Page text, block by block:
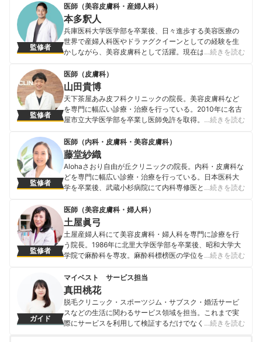
会員、日本医師会認定産業医として活動中。 <メディア
実績> 【テレビ】 ・TBS「直撃!コロシアム!!ズバッ
と!TV」「名医の太鼓判」 ・フジテレビ「キスマイ超
BUSAIKU!?」「直撃 LIVE グッディ!」 ・関西テレビ
「NMB とまなぶくん」 ・テレビ東京「業界調査バラエテ
ィー!こんな事でモメてます」 ・日本テレビ「ナカイの
窓」「恋のから騒ぎ」16 期生(2009 年医学部生時代)
【監修】宝島社つるつる肌 BOOK 【WEB】・「オトナン
サー」・グノシー「トレンド超予測」
髙田女里のプロフィール
監修者
医師（美容皮膚科・産婦人科）
本多釈人
兵庫医科大学医学部を卒業後、日々進歩する美容医療の
世界で産婦人科医やドラァグクイーンとしての経験を生
かしながら、美容皮膚科として活躍。現在は、表参道ス
の悩みを解決するお手伝いを行っている。また、肌や美
容の話をメンズの立場から面白く楽しく発信するために
YouTubeも配信中。
本多釈人のプロフィール
…続きを読む
監修者
医師（皮膚科）
山田貴博
天下茶屋あみ皮フ科クリニックの院長。美容皮膚科など
を専門に幅広い診療・治療を行っている。2010年に名古
屋市立大学医学部を卒業し医師免許を取得。NTT西日本
行った後、大阪大学大学院医学系研究科にて神経細胞生
物学の助教として基礎医学研究に従事。その後、阪南中
央病院皮膚科に勤務し、2017年に天下茶屋あみ皮フ科ク
リニックを開院。 ＜メディア監修・取材実績＞ ・2020
年3月 関西テレビ『報道ランナー』 ・2020年7月 『医療
人百科』 ・2020年9月 『MINE』化粧水（敏感肌、乾燥
肌、混合肌、脂性肌）に関する記事 ・2020年11月
『MINE』洗顔料、ボディーソープ、乳液、美白美容液に
関する記事 ・2020年11月 『OZmall』
山田貴博のプロフィール
…続きを読む
監修者
医師（内科・皮膚科・美容皮膚科）
藤堂紗織
Alohaさおり自由が丘クリニックの院長。内科・皮膚科な
どを専門に幅広い診療・治療を行っている。日本医科大
学を卒業後、武蔵小杉病院にて内科専修医として研修を
務。現在は、Alohaさおり自由が丘クリニックの院長とし
て勤務しながら、日本内科学会認定内科医・日本透析医
学会・日本腎臓学会・日本美容皮膚科学会・点滴療法研
究会に所属し、幅広い医療の分野で活躍中。
藤堂紗織のプロフィール
…続きを読む
監修者
医師（美容皮膚科・婦人科）
土屋眞弓
土屋産婦人科にて美容皮膚科・婦人科を専門に診療を行
う院長。1986年に北里大学医学部を卒業後、昭和大学大
学院で麻酔科を専攻。麻酔科標榜医の学位を取得後、現
科一般・美容皮膚科の診療を担当。また、日本産科婦人
科学会・日本美容皮膚科学会・日本東洋医学会の会員と
しても活躍中。 ＜著書＞ 女性の医学ハンディブック（池
田書店） からだのことがよくわかる女性の医学（池田書
店） はじめてでも安心 妊娠出産Book（成美堂出版）
土屋眞弓のプロフィール
…続きを読む
ガイド
マイベスト サービス担当
真田桃花
脱毛クリニック・スポーツジム・サブスク・婚活サービ
スなどの生活に関わるサービス領域を担当。これまで実
際にサービスを利用して検証するだけでなく、医師や婚
…続きを読む